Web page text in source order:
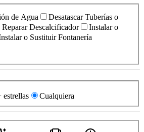
de Agua
Desatascar Tuberías o
Reparar Descalcificador
Instalar o
o Sustituir Fontanería
estrellas Cualquiera